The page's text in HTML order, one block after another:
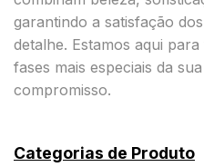
garantindo a satisfação
detalhe. Estamos aqui
fases mais especiais da
compromisso.
Categorias de Produto